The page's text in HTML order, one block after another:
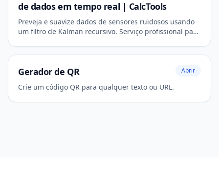
de dados em tempo real | CalcTools
Preveja e suavize dados de sensores ruidosos usando
um filtro de Kalman recursivo. Serviço profissional para
Gerador de QR Abrir
Crie um código QR para qualquer texto ou URL.